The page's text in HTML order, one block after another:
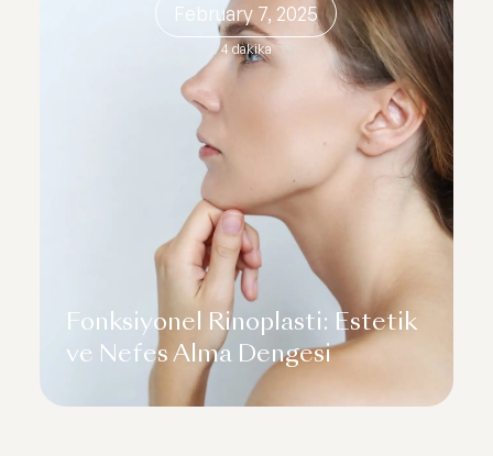
February 7, 2025
4 dakika
Fonksiyonel Rinoplasti: Estetik
ve Nefes Alma Dengesi